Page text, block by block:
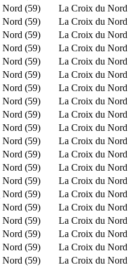
Nord (59) La Croix du Nord
Nord (59) La Croix du Nord
Nord (59) La Croix du Nord
Nord (59) La Croix du Nord
Nord (59) La Croix du Nord
Nord (59) La Croix du Nord
Nord (59) La Croix du Nord
Nord (59) La Croix du Nord
Nord (59) La Croix du Nord
Nord (59) La Croix du Nord
Nord (59) La Croix du Nord
Nord (59) La Croix du Nord
Nord (59) La Croix du Nord
Nord (59) La Croix du Nord
Nord (59) La Croix du Nord
Nord (59) La Croix du Nord
Nord (59) La Croix du Nord
Nord (59) La Croix du Nord
Nord (59) La Croix du Nord
Nord (59) La Croix du Nord